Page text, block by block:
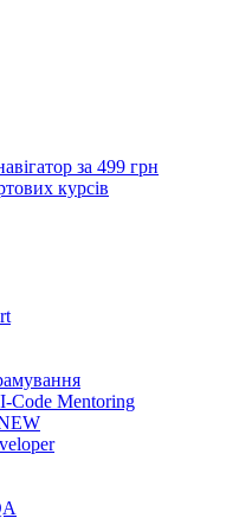
за 499 грн
курсів
Code Mentoring